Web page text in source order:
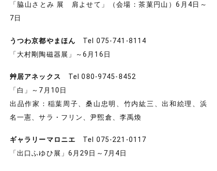
「脇山さとみ 展 肩よせて」（会場：茶菓円山）6月4日～
7日
うつわ京都やまほん Tel 075-741-8114
「大村剛陶磁器展」～6月16日
艸居アネックス
Tel 080-9745-8452
「白」～7月10日
出品作家：稲葉周子、桑山忠明、竹内紘三、出和絵理、浜
名一憲、サラ・フリン、尹煕倉、李禹煥
ギャラリーマロニエ Tel 075-221-0117
「出口ふゆひ展」6月29日～7月4日